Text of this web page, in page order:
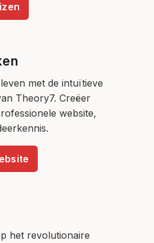
met de intuïtieve
Theory7. Creëer
website,
het revolutionaire